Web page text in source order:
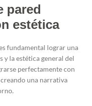
pared
estética
fundamental lograr una
la estética general del
perfectamente con
una narrativa